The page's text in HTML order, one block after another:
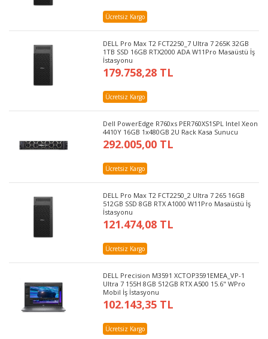
Ücretsiz Kargo
DELL Pro Max T2 FCT2250_7 Ultra 7 265K 32GB
1TB SSD 16GB RTX2000 ADA W11Pro Masaüstü İş
İstasyonu
179.758,28 TL
Ücretsiz Kargo
Dell PowerEdge R760xs PER760XS1SPL Intel Xeon
4410Y 16GB 1x480GB 2U Rack Kasa Sunucu
292.005,00 TL
Ücretsiz Kargo
DELL Pro Max T2 FCT2250_2 Ultra 7 265 16GB
512GB SSD 8GB RTX A1000 W11Pro Masaüstü İş
İstasyonu
121.474,08 TL
Ücretsiz Kargo
DELL Precision M3591 XCTOP3591EMEA_VP-1
Ultra 7 155H 8GB 512GB RTX A500 15.6" WPro
Mobil İş İstasyonu
102.143,35 TL
Ücretsiz Kargo